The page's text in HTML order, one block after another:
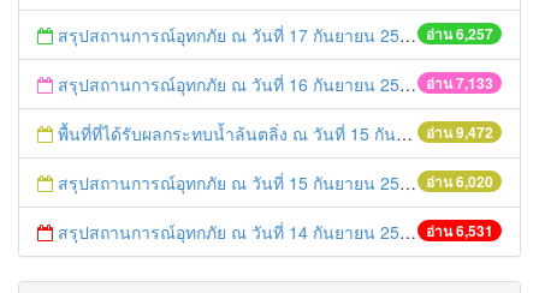
อ่าน 6,257
สรุปสถานการณ์อุทกภัย ณ วันที่ 17 กันยายน 2557
อ่าน 7,133
สรุปสถานการณ์อุทกภัย ณ วันที่ 16 กันยายน 2557
อ่าน 9,472
พื้นที่ที่ได้รับผลกระทบน้ำล้นตลิ่ง ณ วันที่ 15 กันยายน 2557
อ่าน 6,020
สรุปสถานการณ์อุทกภัย ณ วันที่ 15 กันยายน 2557
อ่าน 6,531
สรุปสถานการณ์อุทกภัย ณ วันที่ 14 กันยายน 2557